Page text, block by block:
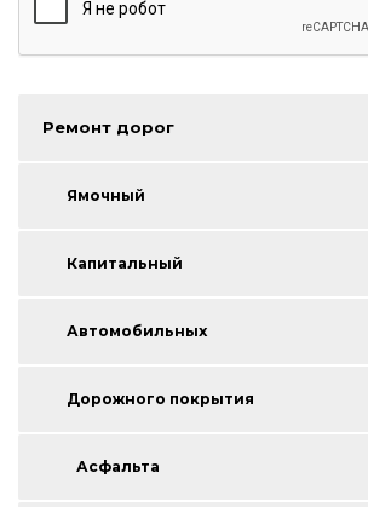
Ремонт дорог
Ямочный
Капитальный
Автомобильных
Дорожного покрытия
Асфальта